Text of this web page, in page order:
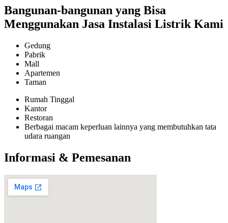
Bangunan-bangunan yang Bisa
Menggunakan Jasa Instalasi Listrik Kami
Gedung
Pabrik
Mall
Apartemen
Taman
Rumah Tinggal
Kantor
Restoran
Berbagai macam keperluan lainnya yang membutuhkan tata
udara ruangan
Informasi & Pemesanan